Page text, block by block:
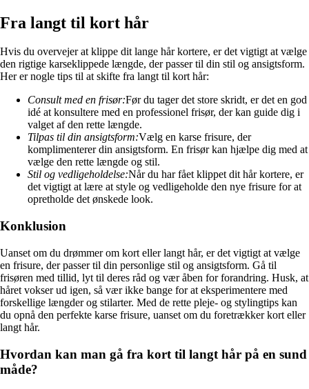
Fra langt til kort hår
Hvis du overvejer at klippe dit lange hår kortere, er det vigtigt at vælge
den rigtige karseklippede længde, der passer til din stil og ansigtsform.
Her er nogle tips til at skifte fra langt til kort hår:
Consult med en frisør:Før du tager det store skridt, er det en god
idé at konsultere med en professionel frisør, der kan guide dig i
valget af den rette længde.
Tilpas til din ansigtsform:Vælg en karse frisure, der
komplimenterer din ansigtsform. En frisør kan hjælpe dig med at
vælge den rette længde og stil.
Stil og vedligeholdelse:Når du har fået klippet dit hår kortere, er
det vigtigt at lære at style og vedligeholde den nye frisure for at
opretholde det ønskede look.
Konklusion
Uanset om du drømmer om kort eller langt hår, er det vigtigt at vælge
en frisure, der passer til din personlige stil og ansigtsform. Gå til
frisøren med tillid, lyt til deres råd og vær åben for forandring. Husk, at
håret vokser ud igen, så vær ikke bange for at eksperimentere med
forskellige længder og stilarter. Med de rette pleje- og stylingtips kan
du opnå den perfekte karse frisure, uanset om du foretrækker kort eller
langt hår.
Hvordan kan man gå fra kort til langt hår på en sund
måde?